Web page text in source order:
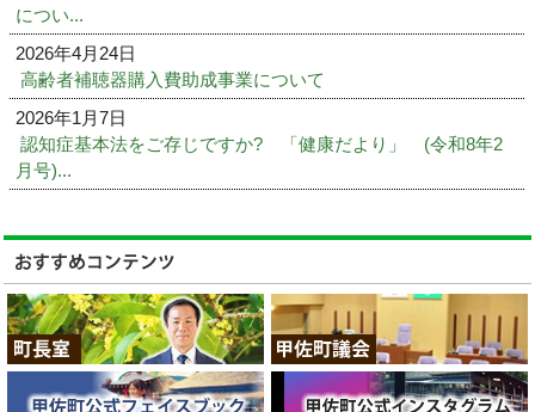
につい...
2026年4月24日
高齢者補聴器購入費助成事業について
2026年1月7日
認知症基本法をご存じですか? 「健康だより」 (令和8年2
月号)...